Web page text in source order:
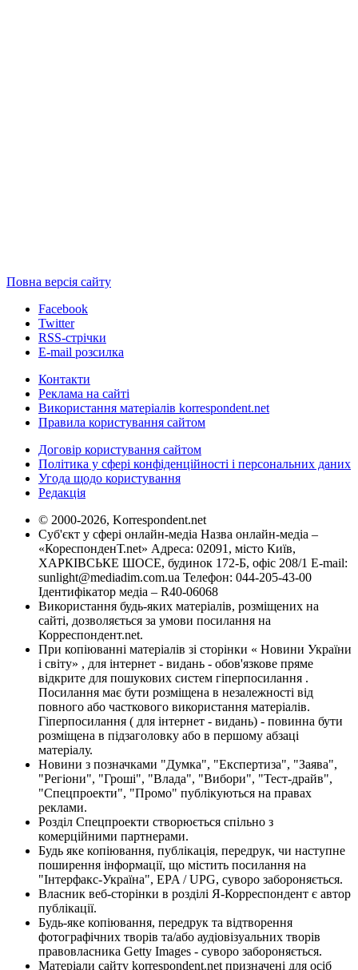
Повна версія сайту
Facebook
Twitter
RSS-стрічки
E-mail розсилка
Контакти
Реклама на сайті
Використання матеріалів korrespondent.net
Правила користування сайтом
Договір користування сайтом
Політика у сфері конфіденційності і персональних даних
Угода щодо користування
Редакція
© 2000-2026, Korrespondent.net
Суб'єкт у сфері онлайн-медіа Назва онлайн-медіа –
«КореспонденТ.net» Адреса: 02091, місто Київ,
ХАРКІВСЬКЕ ШОСЕ, будинок 172-Б, офіс 208/1 E-mail:
sunlight@mediadim.com.ua Телефон: 044-205-43-00
Ідентифікатор медіа – R40-06068
Використання будь-яких матеріалів, розміщених на
сайті, дозволяється за умови посилання на
Корреспондент.net.
При копіюванні матеріалів зі сторінки « Новини України
і світу» , для інтернет - видань - обов'язкове пряме
відкрите для пошукових систем гіперпосилання .
Посилання має бути розміщена в незалежності від
повного або часткового використання матеріалів.
Гіперпосилання ( для інтернет - видань) - повинна бути
розміщена в підзаголовку або в першому абзаці
матеріалу.
Новини з позначками "Думка", "Експертиза", "Заява",
"Регіони", "Гроші", "Влада", "Вибори", "Тест-драйв",
"Спецпроекти", "Промо" публікуються на правах
реклами.
Розділ Спецпроекти створюється спільно з
комерційними партнерами.
Будь яке копіювання, публікація, передрук, чи наступне
поширення інформації, що містить посилання на
"Інтерфакс-Україна", EPA / UPG, суворо забороняється.
Власник веб-сторінки в розділі Я-Корреспондент є автор
публікації.
Будь-яке копіювання, передрук та відтворення
фотографічних творів та/або аудіовізуальних творів
правовласника Getty Images - суворо забороняється.
Матеріали сайту korrespondent.net призначені для осіб